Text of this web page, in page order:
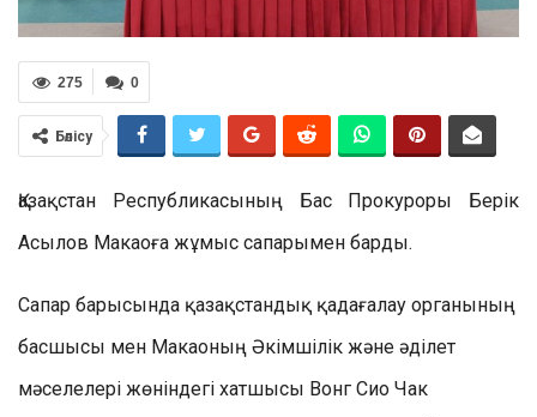
0
275
Бөлісу
Қазақстан Республикасының Бас Прокуроры Берік
Асылов Макаоға жұмыс сапарымен барды.
Сапар барысында қазақстандық қадағалау органының
басшысы мен Макаоның Әкімшілік және әділет
мәселелері жөніндегі хатшысы Вонг Сио Чак